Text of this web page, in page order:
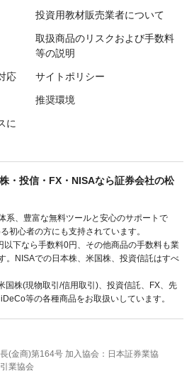
投資用教材販売業者について
取扱商品のリスクおよび手数料
等の説明
応 サイトポリシー
推奨環境
に
・投信・FX・NISAなら証券会社の松
系、豊富な無料ツールと安心のサポートで
初心者の方にも支持されています。
下なら手数料0円、その他商品の手数料も業
。NISAでの日本株、米国株、投資信託はすべ
国株(現物取引/信用取引)、投資信託、FX、先
等の各種商品をお取扱いしています。
(金商)第164号 加入協会：日本証券業協
業協会